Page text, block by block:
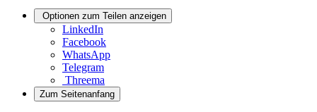
Optionen zum Teilen anzeigen
LinkedIn
Facebook
WhatsApp
Telegram
Threema
Zum Seitenanfang